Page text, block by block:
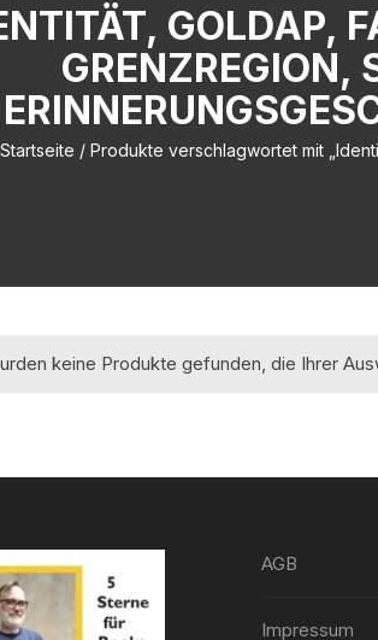
GOLDAP,
GRENZREGION,
Startseite / Produkte verschlagwortet mit
keine Produkte gefunden, die Ihrer
AGB
Impressum